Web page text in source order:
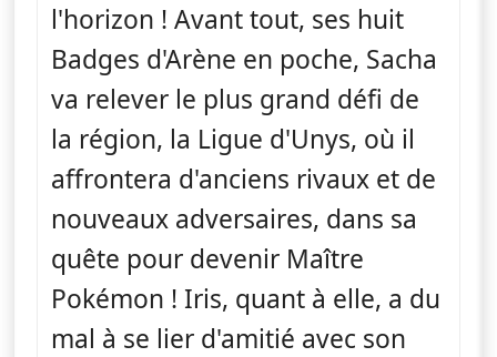
l'horizon ! Avant tout, ses huit
Badges d'Arène en poche, Sacha
va relever le plus grand défi de
la région, la Ligue d'Unys, où il
affrontera d'anciens rivaux et de
nouveaux adversaires, dans sa
quête pour devenir Maître
Pokémon ! Iris, quant à elle, a du
mal à se lier d'amitié avec son